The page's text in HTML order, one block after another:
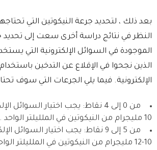
بعد ذلك ، لتحديد جرعة النيكوتين التي
النظر في نتائج دراسة أخرى سعت إلى تحديد
الموجودة في السوائل الإلكترونية التي
الذين نجحوا في الإقلاع عن التدخين
الإلكترونية. فيما يلي الجرعات التي سوف
من 0 إلى 4 نقاط: يجب اختيار السوائل
10 مليجرام من النيكوتين في الملليلتر الواحد .
من 5 إلى 9 نقاط: يجب اختيار السوائل
10-12 مليجرام من النيكوتين في الملليلتر الواحد.